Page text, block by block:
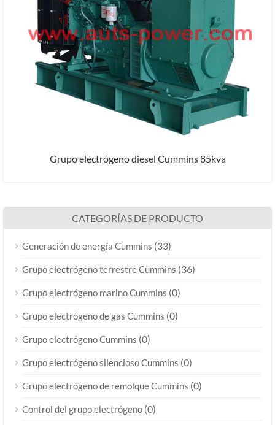
Grupo electrógeno diesel Cummins 85kva
CATEGORÍAS DE PRODUCTO
Generación de energía Cummins (33)
Grupo electrógeno terrestre Cummins (36)
Grupo electrógeno marino Cummins (0)
Grupo electrógeno de gas Cummins (0)
Grupo electrógeno Cummins (0)
Grupo electrógeno silencioso Cummins (0)
Grupo electrógeno de remolque Cummins (0)
Control del grupo electrógeno (0)